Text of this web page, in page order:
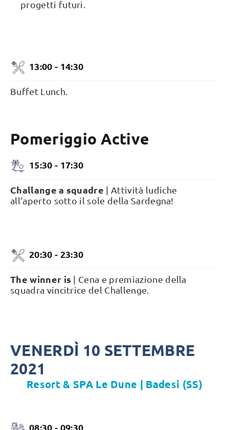
progetti futuri.
13:00 - 14:30
Buffet Lunch.
Pomeriggio Active
15:30 - 17:30
Challange a squadre | Attività ludiche
all’aperto sotto il sole della Sardegna!
20:30 - 23:30
The winner is | Cena e premiazione della
squadra vincitrice del Challenge.
VENERDÌ 10 SETTEMBRE
2021
Resort & SPA Le Dune | Badesi (SS)
08:30 - 09:30